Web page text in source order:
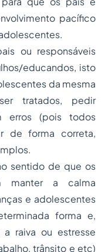
pacífico
ou responsáveis
educandos, isto
da mesma
tratados, pedir
erros (pois todos
de forma correta,
sentido de que os
manter a calma
e adolescentes
forma e,
raiva ou estresse
trânsito e etc)